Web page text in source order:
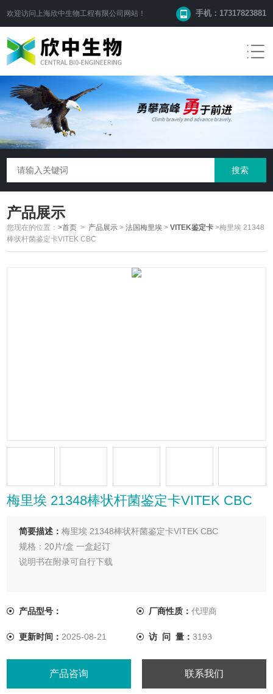
欢迎访问 上海欣中生物工程有限公司 网站！ 手机：17317823881
产品展示
您现在的位置：>首页 > 产品展示 >法国梅里埃 >VITEK鉴定卡 >梅里埃 21348
棒状杆菌鉴定卡VITEK CBC
梅里埃 21348棒状杆菌鉴定卡VITEK CBC
简要描述：梅里埃 21348棒状杆菌鉴定卡VITEK CBC
规格：20片/盒 一盒起订
说明书在附录可自行下载
产品型号： 厂商性质： 代理商
更新时间： 2025-08-21 访 问 量： 3193
产品咨询 联系我们